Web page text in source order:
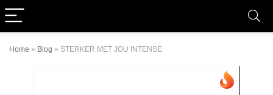
Home » Blog » STERKER MET JOU INTENSE